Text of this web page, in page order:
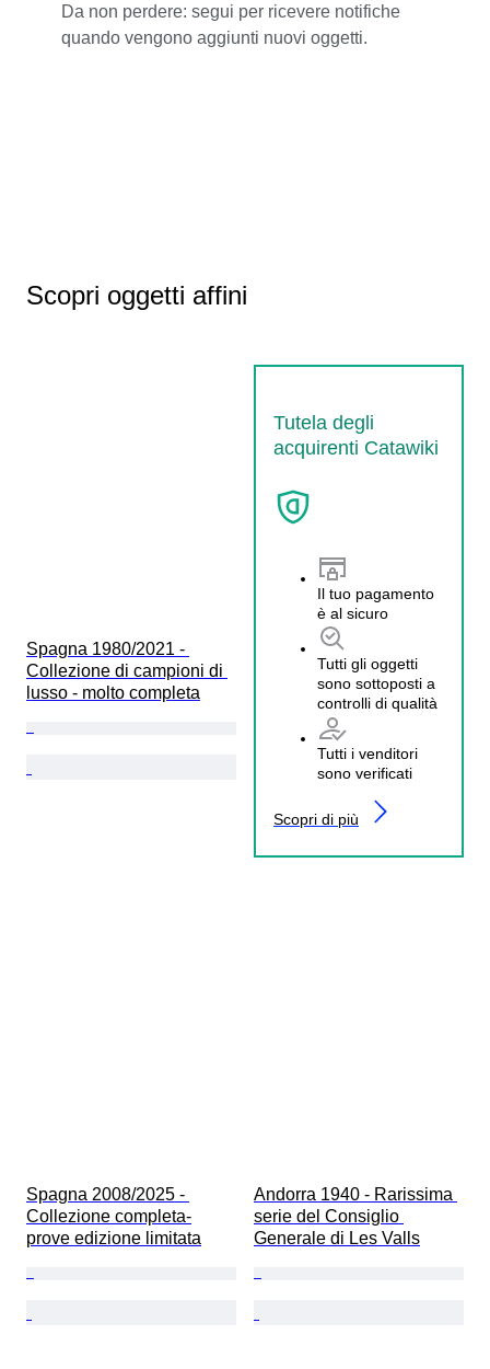
Da non perdere: segui per ricevere notifiche
quando vengono aggiunti nuovi oggetti.
Scopri oggetti affini
Tutela degli
acquirenti Catawiki
Il tuo pagamento
è al sicuro
Tutti gli oggetti
sono sottoposti a
controlli di qualità
Tutti i venditori
sono verificati
Scopri di più
Spagna 1980/2021 -
Collezione di campioni di
lusso - molto completa
Spagna 2008/2025 -
Collezione completa-
prove edizione limitata
Andorra 1940 - Rarissima
serie del Consiglio
Generale di Les Valls